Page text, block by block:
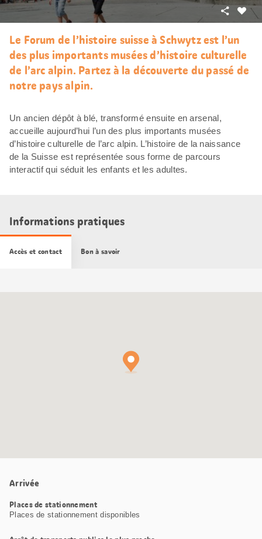
Partager
Le Forum de l’histoire suisse à Schwytz est l’un
des plus importants musées d’histoire culturelle
de l’arc alpin. Partez à la découverte du passé de
notre pays alpin.
Un ancien dépôt à blé, transformé ensuite en arsenal,
accueille aujourd’hui l’un des plus importants musées
d’histoire culturelle de l’arc alpin. L’histoire de la naissance
de la Suisse est représentée sous forme de parcours
interactif qui séduit les enfants et les adultes.
Informations pratiques
Accès et contact Bon à savoir
Arrivée
Places de stationnement
Places de stationnement disponibles